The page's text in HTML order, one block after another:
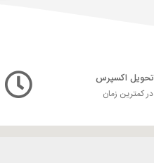
تحویل اکسپرس
در کمترین زمان